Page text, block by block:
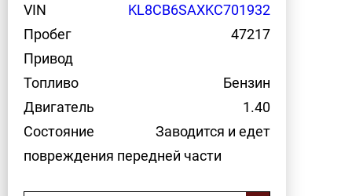
VIN
KL8CB6SAXKC701932
Пробег
47217
Привод
Топливо
Бензин
Двигатель
1.40
Состояние
Заводится и едет
повреждения передней части